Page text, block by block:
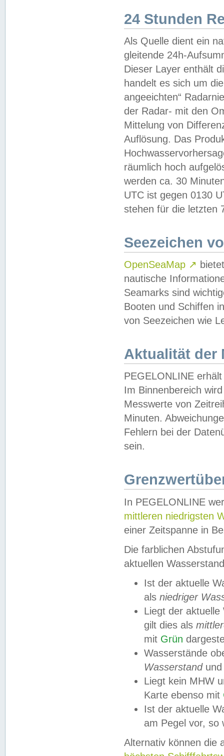
24 Stunden
Als Quelle dient ein
gleitende 24h-
Dieser Layer enthält
handelt es sich um
angeeichten“
der Radar- mit den
Mittelung von
Auflösung. Das
räumlich hoch
werden ca. 30
UTC ist gegen 0130
stehen für die letzten
Seezeichen
OpenSeaMap ↗
nautische
Seamarks sind
Booten und Schiffen
von Seezeichen wie
Aktualität der
PEGELONLINE
Im Binnenbereich
Messwerte von
Minuten.
Fehlern bei der
sein.
In PEGELONLINE
mittleren niedrigsten
einer Zeitspanne in
Die farblichen
aktuellen
Ist der aktuelle
als niedriger
Liegt der
gilt dies als
mit Grün
Wasserstände
Wasserstandund
Liegt kein MHW
Karte ebenso mit
Ist der aktuelle
am Pegel vor,
Alternativ können die